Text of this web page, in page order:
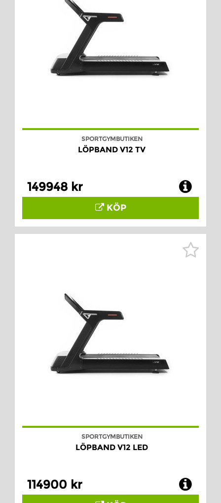
SPORTGYMBUTIKEN
LÖPBAND V12 TV
149948 kr
KÖP
SPORTGYMBUTIKEN
LÖPBAND V12 LED
114900 kr